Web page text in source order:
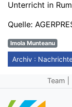
Unterricht in
Quelle:
Imola Munteanu
Archiv :
Team